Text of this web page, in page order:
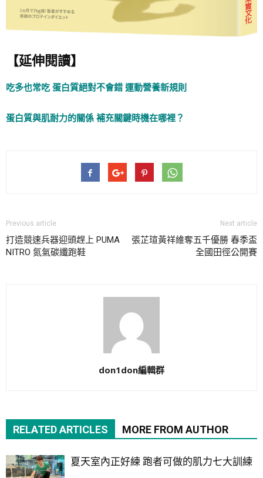
【延伸閱讀】
吃多也常吃 蛋白質絕對不會錯 運動營養新規則
蛋白質與肌耐力的關係 補充關鍵時機在哪裡？
Previous article
打造競速兵器迎頭趕上 PUMA
NITRO 氮氣碳纖跑鞋
Next article
張芷瑄黃祥維奪五千優勝 春季盃
全國田徑公開賽
don1don編輯群
RELATED ARTICLES MORE FROM AUTHOR
夏天室內正好練 跑者可做的肌力七大訓練